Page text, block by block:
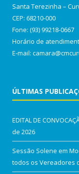
Santa Terezinha –
CEP: 68210-000
Fone: (93) 99218-0667
Horário de
E-mail:
ÚLTIMAS
EDITAL DE
de 2026
Sessão Solene em
todos os Vereadores